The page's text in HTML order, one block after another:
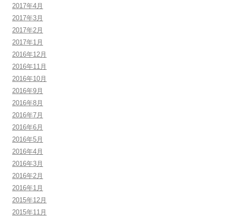
2017年4月
2017年3月
2017年2月
2017年1月
2016年12月
2016年11月
2016年10月
2016年9月
2016年8月
2016年7月
2016年6月
2016年5月
2016年4月
2016年3月
2016年2月
2016年1月
2015年12月
2015年11月